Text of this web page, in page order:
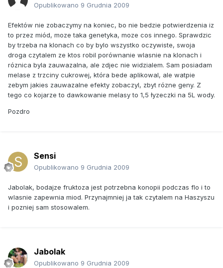
Opublikowano 9 Grudnia 2009
Efektów nie zobaczymy na koniec, bo nie bedzie potwierdzenia iz
to przez miód, moze taka genetyka, moze cos innego. Sprawdzic
by trzeba na klonach co by bylo wszystko oczywiste, swoja
droga czytalem ze ktos robil porównanie wlasnie na klonach i
róznica byla zauwazalna, ale zdjec nie widzialem. Sam posiadam
melase z trzciny cukrowej, która bede aplikowal, ale watpie
zebym jakies zauwazalne efekty zobaczyl, zbyt rózne geny. Z
tego co kojarze to dawkowanie melasy to 1,5 łyzeczki na 5L wody.
Pozdro
Sensi
Opublikowano 9 Grudnia 2009
Jabolak, bodajze fruktoza jest potrzebna konopii podczas flo i to
wlasnie zapewnia miod. Przynajmniej ja tak czytalem na Haszyszu
i pozniej sam stosowalem.
Jabolak
Opublikowano 9 Grudnia 2009